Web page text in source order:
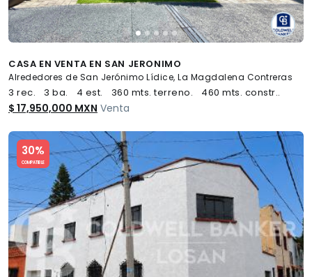
CASA EN VENTA EN SAN JERONIMO
Alrededores de San Jerónimo Lídice, La Magdalena Contreras
3 rec. 3 ba. 4 est. 360 mts. terreno. 460 mts. constr..
$ 17,950,000 MXN Venta
30%
COMPATIBLE
Slide 1 of 5